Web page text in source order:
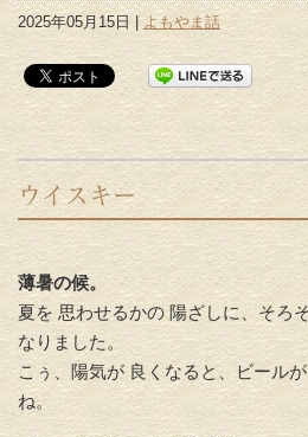
2025年05月15日 | よもやま話
ウイスキー
薄暑の候。
夏を 思わせるかの 陽ざしに、そろ
なりました。
こぅ、陽気が 良くなると、ビール
ね。